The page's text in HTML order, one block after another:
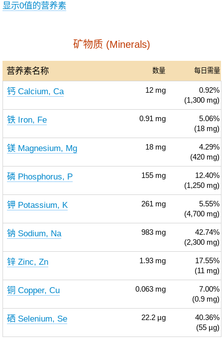
显示0值的营养素
矿物质 (Minerals)
营养素名称 数量 每日需量
钙 Calcium, Ca 12 mg
0.92%
(1,300 mg)
铁 Iron, Fe 0.91 mg
5.06%
(18 mg)
镁 Magnesium, Mg 18 mg
4.29%
(420 mg)
磷 Phosphorus, P 155 mg
12.40%
(1,250 mg)
钾 Potassium, K 261 mg
5.55%
(4,700 mg)
钠 Sodium, Na 983 mg
42.74%
(2,300 mg)
锌 Zinc, Zn 1.93 mg
17.55%
(11 mg)
铜 Copper, Cu 0.063 mg
7.00%
(0.9 mg)
硒 Selenium, Se 22.2 µg
40.36%
(55 µg)